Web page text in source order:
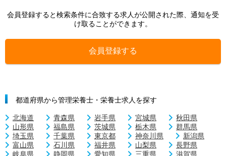
会員登録すると検索条件に合致する求人が公開された際、通知を受
け取ることができます。
会員登録する
都道府県から管理栄養士・栄養士求人を探す
北海道 青森県 岩手県 宮城県
秋田県
山形県
福島県 茨城県 栃木県
群馬県
埼玉県
千葉県 東京都 神奈川県
新潟県
富山県
石川県 福井県 山梨県
長野県
岐阜県
静岡県 愛知県 三重県
滋賀県